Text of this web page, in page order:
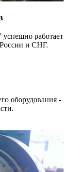
работает
и СНГ.
оборудования -